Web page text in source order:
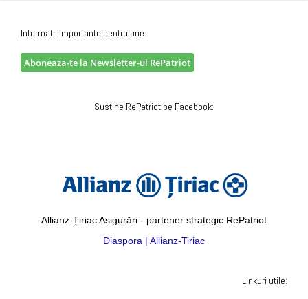
Informatii importante pentru tine
Aboneaza-te la Newsletter-ul RePatriot
Sustine RePatriot pe Facebook:
Allianz-Țiriac Asigurări - partener strategic RePatriot
Diaspora | Allianz-Tiriac
Linkuri utile: